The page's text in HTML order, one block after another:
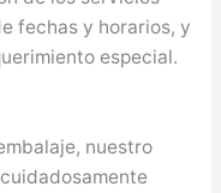
fechas y horarios, y
especial.
nuestro